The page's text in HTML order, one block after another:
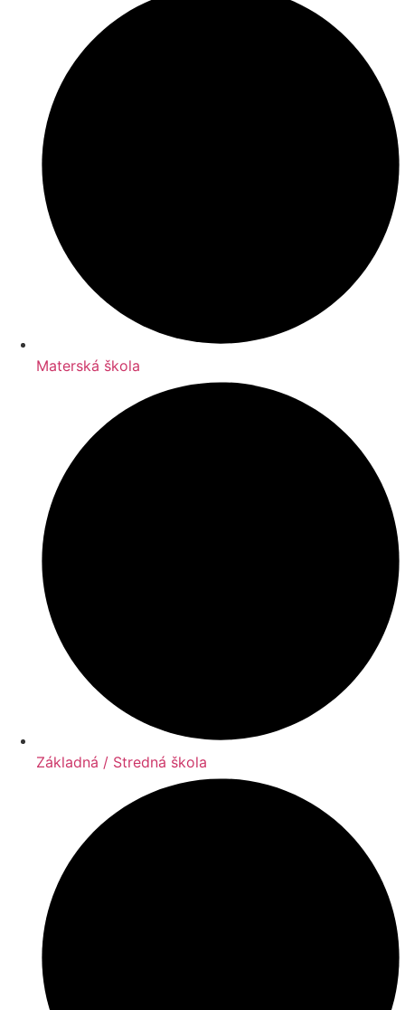
Materská škola
Základná / Stredná škola